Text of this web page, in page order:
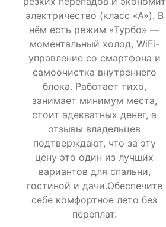
электричество (класс «А»). В
нём есть режим «Турбо» —
моментальный холод, WiFi-
управление со смартфона и
самоочистка внутреннего
блока. Работает тихо,
занимает минимум места,
стоит адекватных денег, а
отзывы владельцев
подтверждают, что за эту
цену это один из лучших
вариантов для спальни,
гостиной и дачи.Обеспечите
себе комфортное лето без
переплат.